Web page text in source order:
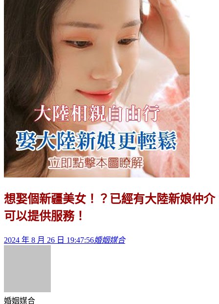
想娶個新疆美女！？已經有大陸新娘仲介
可以提供服務！
2024 年 8 月 26 日 19:47:56婚姻媒合
婚姻媒合